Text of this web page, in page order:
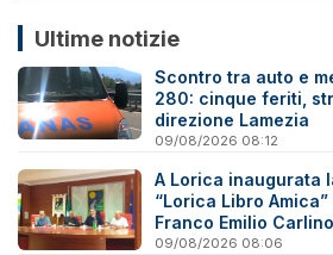
Ultime notizie
Scontro tra auto e
280: cinque feriti,
direzione Lamezia
09/08/2026 08:12
A Lorica inaugurata
“Lorica Libro
Franco Emilio
Savuto
09/08/2026 08:06